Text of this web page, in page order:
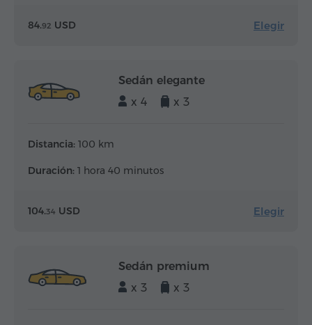
84.92 USD Elegir
Sedán elegante
x 4
x 3
Distancia: 100 km
Duración: 1 hora 40 minutos
104.34 USD Elegir
Sedán premium
x 3
x 3